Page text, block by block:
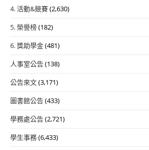
4. 活動&競賽(2,630)
5. 榮譽榜(182)
6. 獎助學金(481)
人事室公告(138)
公告來文(3,171)
圖書館公告(433)
學務處公告(2,721)
學生事務(6,433)